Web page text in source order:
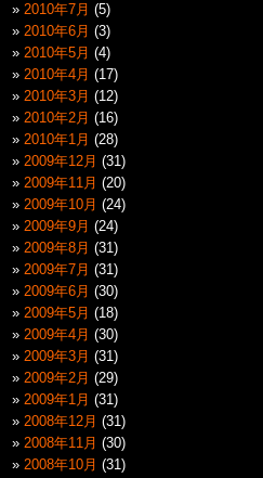
2010年7月 (5)
2010年6月 (3)
2010年5月 (4)
2010年4月 (17)
2010年3月 (12)
2010年2月 (16)
2010年1月 (28)
2009年12月 (31)
2009年11月 (20)
2009年10月 (24)
2009年9月 (24)
2009年8月 (31)
2009年7月 (31)
2009年6月 (30)
2009年5月 (18)
2009年4月 (30)
2009年3月 (31)
2009年2月 (29)
2009年1月 (31)
2008年12月 (31)
2008年11月 (30)
2008年10月 (31)